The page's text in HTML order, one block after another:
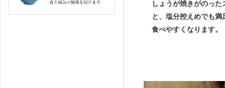
しょうが焼きがのっ
と、塩分控えめでも
食べやすくなります。